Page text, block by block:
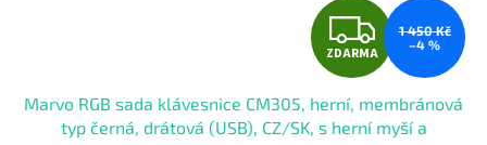
Z
D
A
ZDARMA
1 450 Kč
–4 %
Marvo RGB sada klávesnice CM305, herní, membránová
typ černá, drátová (USB), CZ/SK, s herní myší a